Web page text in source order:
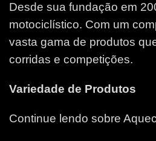
Desde sua fundação em
motociclístico. Com um
vasta gama de produtos
corridas e competições.
Variedade de Produtos
Continue lendo sobre